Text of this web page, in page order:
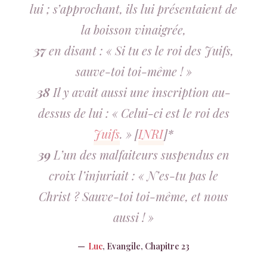
lui ; s’approchant, ils lui présentaient de
la boisson vinaigrée,
37en disant : « Si tu es le roi des Juifs,
sauve-toi toi-même ! »
38Il y avait aussi une inscription au-
dessus de lui : « Celui-ci est le roi des
Juifs. » [INRI]*
39L’un des malfaiteurs suspendus en
croix l’injuriait : « N’es-tu pas le
Christ ? Sauve-toi toi-même, et nous
aussi ! »
Luc, Evangile, Chapitre 23